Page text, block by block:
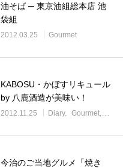
油そば ─ 東京油組総本店 池
袋組
2012.03.25 Gourmet
KABOSU・かぼすリキュール
by 八鹿酒造が美味い！
2012.11.25 Diary Gourmet
今治のご当地グルメ「焼き